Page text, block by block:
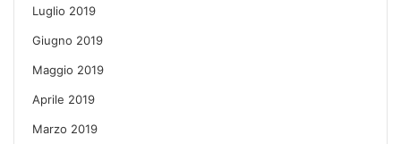
Luglio 2019
Giugno 2019
Maggio 2019
Aprile 2019
Marzo 2019